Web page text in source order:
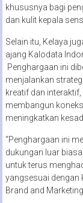
khususnya bagi
dan kulit kepala
Selain itu, Kelaya
ajang Kalodata
Penghargaan ini
menjalankan
kreatif dan
membangun
meningkatkan
“Penghargaan ini
dukungan luar
untuk terus
yangsesuai dengan
Brand and